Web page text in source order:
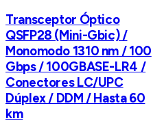
Transceptor Óptico
QSFP28 (Mini-Gbic) /
Monomodo 1310 nm / 100
Gbps / 100GBASE-LR4 /
Conectores LC/UPC
Dúplex / DDM / Hasta 60
km